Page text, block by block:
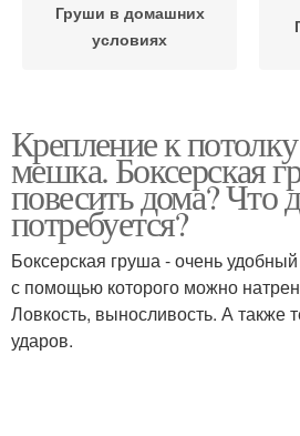
Груши в домашних
условиях
Груши в квартире
Крепление на потолок
Крепление к
мешка. Боксерская
повесить дома? Что
потребуется?
Боксерская груша - очень
с помощью которого можно
Ловкость, выносливость. А также
ударов.